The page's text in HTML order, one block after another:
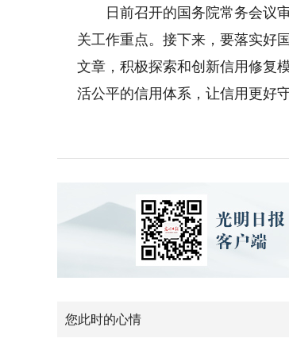
日前召开的国务院常务会议审
关工作重点。接下来，要落实好
文章，积极探索和创新信用修复
活公平的信用体系，让信用更好
您此时的心情